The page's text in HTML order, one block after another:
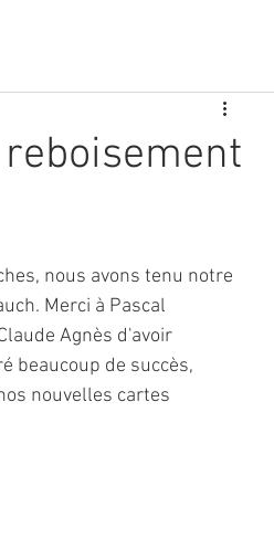
nous avons tenu notre
Merci à Pascal
Agnès d'avoir
beaucoup de succès,
nouvelles cartes